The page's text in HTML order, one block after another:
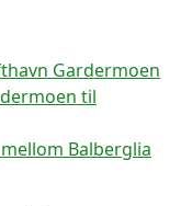
Gardermoen
til
Balberglia